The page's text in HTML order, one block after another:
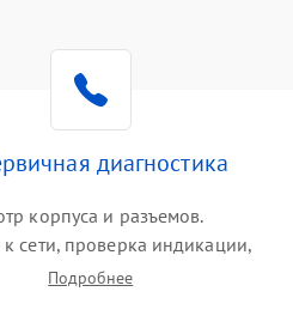
диагностика
корпуса и разъемов.
сети, проверка индикации,
и кодов ошибок. Измерение
Подробнее